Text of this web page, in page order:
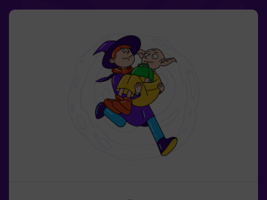
un entrenamiento de super agentes. Incluye juego de
Lasers. El juego se juega en oscuridad con luces led.
Las gincanas son una serie de juegos físicos en equipo
coordinadas por un monitor.